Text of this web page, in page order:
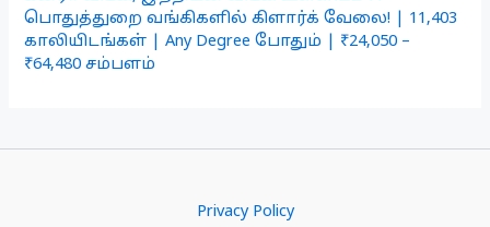
பொதுத்துறை வங்கிகளில் கிளார்க் வேலை! | 11,403
காலியிடங்கள் | Any Degree போதும் | ₹24,050 –
₹64,480 சம்பளம்
Privacy Policy